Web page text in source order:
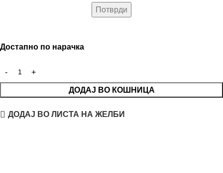
Достапно по нарачка
ДОДАЈ ВО КОШНИЦА
ДОДАЈ ВО ЛИСТА НА ЖЕЛБИ